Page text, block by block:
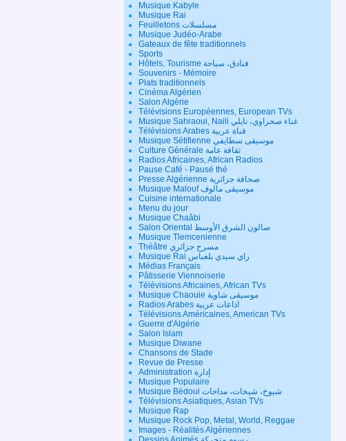
Musique Kabyle
Musique Rai
Feuilletons مسلسلات
Musique Judéo-Arabe
Gateaux de fête traditionnels
Sports
Hôtels, Tourisme فنادق، سياحة
Souvenirs - Mémoire
Plats traditionnels
Cinéma Algérien
Salon Algérie
Télévisions Européennes, European TVs
Musique Sahraoui, Naili غناء صحراوي، نايلي
Télévisions Arabes قناة عربية
Musique Sétifienne موسيقى سطايفي
Culture Générale ثقافة عامة
Radios Africaines, African Radios
Pause Café - Pausé thé
Presse Algérienne صحافة جزائرية
Musique Malouf موسيقى مالوف
Cuisine internationale
Menu du jour
Musique Chaâbi
Salon Oriental صالون الشرق الأوسط
Musique Tlemcenienne
Théâtre مسرح جزائري
Musique Rai راي سيدي بلعباس
Médias Français
Pâtisserie Viennoiserie
Télévisions Africaines, African TVs
Musique Chaouie موسيقى شاوية
Radios Arabes اذاعات عربية
Télévisions Américaines, American TVs
Guerre d'Algérie
Salon Islam
Musique Diwane
Chansons de Stade
Revue de Presse
Administration إدارة
Musique Populaire
Musique Bédoui شيوخ، شيخات، مداحات
Télévisions Asiatiques, Asian TVs
Musique Rap
Musique Rock Pop, Metal, World, Reggae
Images - Réalités Algériennes